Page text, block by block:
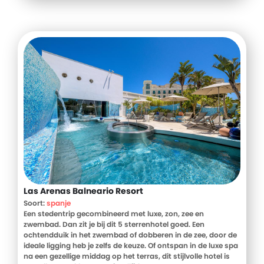
Las Arenas Balneario Resort
Soort:spanje
Een stedentrip gecombineerd met luxe, zon, zee en
zwembad. Dan zit je bij dit 5 sterrenhotel goed. Een
ochtendduik in het zwembad of dobberen in de zee, door de
ideale ligging heb je zelfs de keuze. Of ontspan in de luxe spa
na een gezellige middag op het terras, dit stijlvolle hotel is